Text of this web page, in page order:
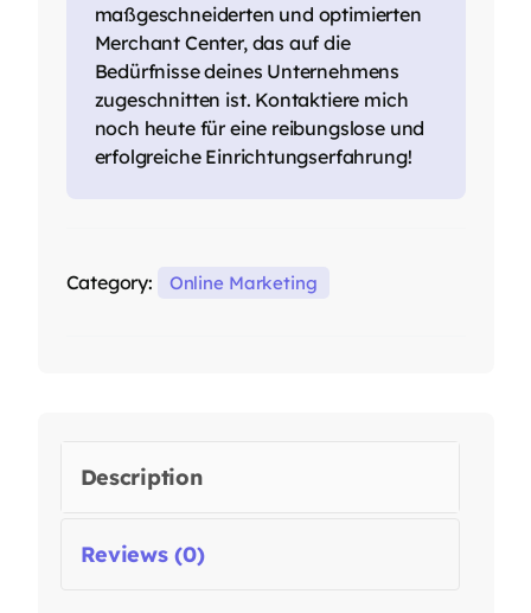
maßgeschneiderten und optimierten
Merchant Center, das auf die
Bedürfnisse deines Unternehmens
zugeschnitten ist. Kontaktiere mich
noch heute für eine reibungslose und
erfolgreiche Einrichtungserfahrung!
Category: Online Marketing
Description
Reviews (0)